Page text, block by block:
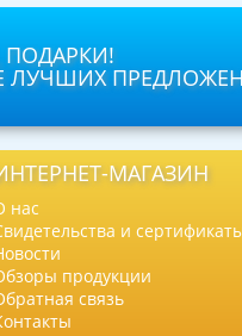
ЛУЧШИХ
МАГАЗИН
нас
и
продукции
связь